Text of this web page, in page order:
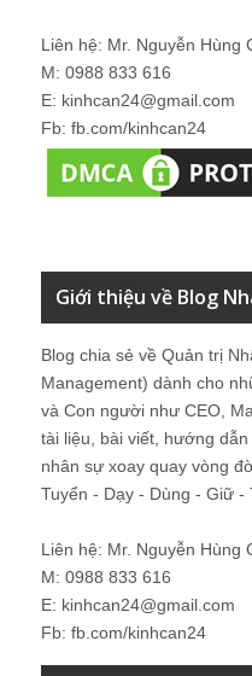
Liên hệ: Mr. Nguyễn Hùng
M: 0988 833 616
E: kinhcan24@gmail.com
Fb: fb.com/kinhcan24
Giới thiệu về Blog
Blog chia sẻ về Quản trị
Management) dành cho
và Con người như CEO,
tài liệu, bài viết, hướng
nhân sự xoay quay vòng
Tuyển - Dạy - Dùng - Giữ -
Liên hệ: Mr. Nguyễn Hùng
M: 0988 833 616
E: kinhcan24@gmail.com
Fb: fb.com/kinhcan24